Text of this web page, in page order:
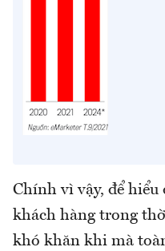
Chính vì vậy, để
khách hàng trong
khó khăn khi mà